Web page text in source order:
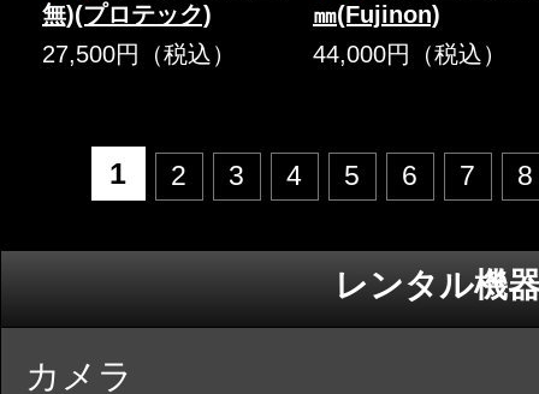
無)(プロテック)
27,500円（税込）
㎜(Fujinon)
44,000円（税込）
1 2 3 4 5 6 7 8
レンタル機
カメラ